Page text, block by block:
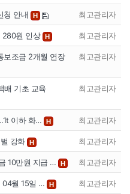
청 안내 H 최고관리자
280원 인상 H 최고관리자
보조금 2개월 연장 최고관리자
배 기초 교육
최고관리자
이하 화… H 최고관리자
강화 H 최고관리자
10만원 지급 … H 최고관리자
04월 15일 … H 최고관리자